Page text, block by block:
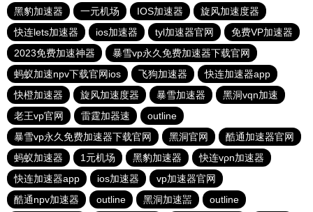
黑豹加速器
一元机场 IOS加速器
旋风加速度器
快连lets加速器
ios加速器 tyl加速器官网
免费VP加速器
2023免费加速神器
暴雪vp永久免费加速器下载官网
蚂蚁加速npv下载官网ios
飞狗加速器
快连加速器app
快橙加速器
旋风加速度器 暴雪加速器
黑洞vqn加速
老王vp官网
雷霆加器速
outline
暴雪vp永久免费加速器下载官网
黑洞官网
酷通加速器官网
蚂蚁加速器
1元机场 黑豹加速器
快连vρn加速器
快连加速器app
ios加速器
vp加速器官网
酷通npv加速器
outline 黑洞加速噐
outline